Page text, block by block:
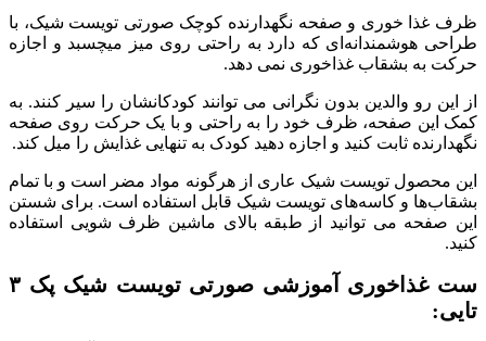
ظرف غذا خوری و صفحه نگهدارنده کوچک صورتی تویست شیک، با
طراحی هوشمندانه‌ای که دارد به راحتی روی میز میچسبد و اجازه
حرکت به بشقاب غذاخوری نمی‌ دهد.
از این رو والدین بدون نگرانی می توانند کودکانشان را سیر کنند. به
کمک این صفحه، ظرف خود را به راحتی و با یک حرکت روی صفحه
نگهدارنده ثابت کنید و اجازه دهید کودک به تنهایی غذایش را میل کند.
این محصول تویست شیک عاری از هرگونه مواد مضر است و با تمام
بشقاب‌ها و کاسه‌های تویست شیک قابل استفاده است. برای شستن
این صفحه می توانید از طبقه بالای ماشین ظرف شویی استفاده
کنید.
ست غذاخوری آموزشی صورتی تویست شیک پک ۳
تایی: